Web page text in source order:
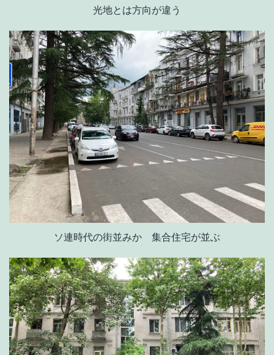
光地とは方向が違う
ソ連時代の街並みか 集合住宅が並ぶ